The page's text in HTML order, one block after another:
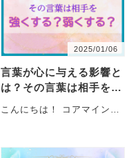
2025/01/06
言葉が心に与える影響と
は？その言葉は相手を強
こんにちは！ コアマインド
那です。私たちが日・・・